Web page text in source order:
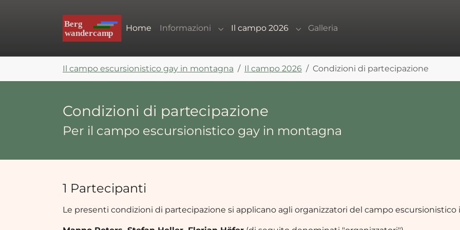
Home Informazioni
Submenu for "Informazioni"
Il campo 2026
Submenu for "Il campo 2026"
Galleria
Il campo escursionistico gay in montagna Il campo 2026 Condizioni di partecipazione
Condizioni di partecipazione
Per il campo escursionistico gay in montagna
1 Partecipanti
Le presenti condizioni di partecipazione si applicano agli organizzatori del campo